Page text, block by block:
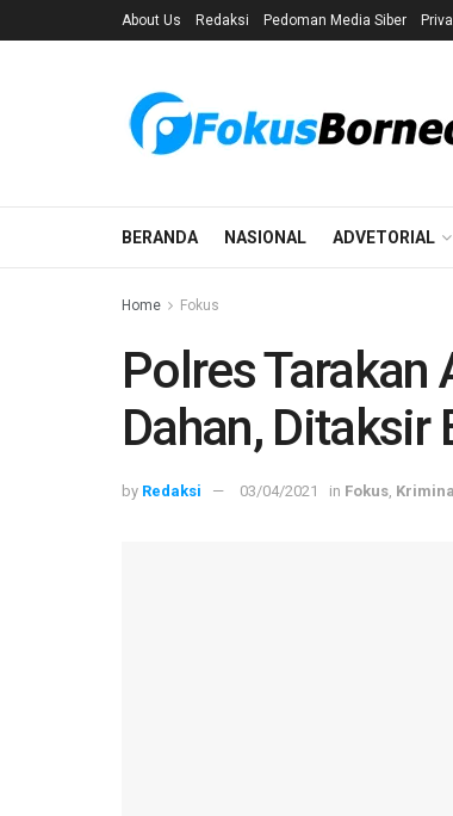
About Us Redaksi Pedoman Media Siber
BERANDA NASIONAL ADVETORIAL
Home Fokus
Polres Tarakan
Dahan,
by Redaksi 03/04/2021 in Fokus Kriminal